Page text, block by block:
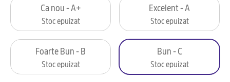
Ca nou - A+
Stoc epuizat
Excelent - A
Stoc epuizat
Foarte Bun - B
Stoc epuizat
Bun - C
Stoc epuizat